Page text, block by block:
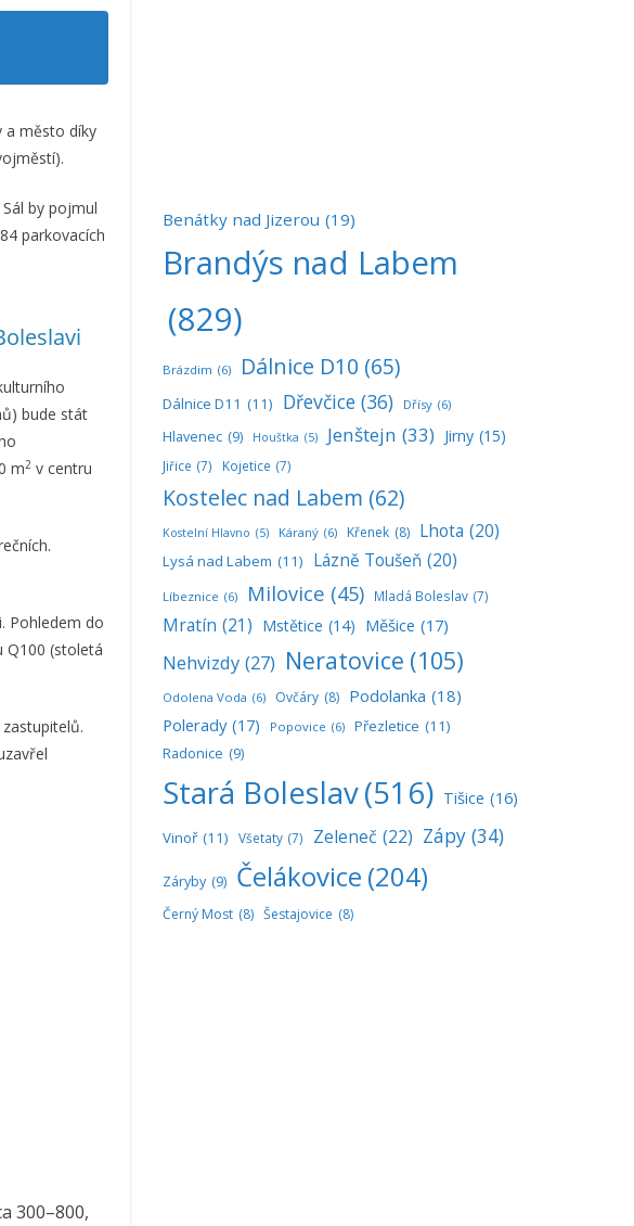
a město díky
by pojmul
parkovacích
bude stát
m2 v centru
Pohledem do
Q100 (stoletá
300–800,
Benátky nad Jizerou (19)
Brandýs nad Labem
(829)
Brázdim (6) Dálnice D10 (65)
Dálnice D11 (11) Dřevčice (36) Dřísy (6)
Hlavenec (9) Houštka (5) Jenštejn (33) Jirny (15)
Jiřice (7) Kojetice (7)
Kostelec nad Labem (62)
Kostelní Hlavno (5) Káraný (6) Křenek (8) Lhota (20)
Lysá nad Labem (11) Lázně Toušeň (20)
Líbeznice (6) Milovice (45) Mladá Boleslav (7)
Mratín (21) Mstětice (14) Měšice (17)
Nehvizdy (27) Neratovice (105)
Odolena Voda (6) Ovčáry (8) Podolanka (18)
Polerady (17) Popovice (6) Přezletice (11)
Radonice (9)
Stará Boleslav(516) Tišice (16)
Vinoř (11) Všetaty (7) Zeleneč (22) Zápy (34)
Záryby (9) Čelákovice (204)
Černý Most (8) Šestajovice (8)